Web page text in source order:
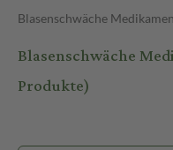
Blasenschwäche
Blasenschwäche
Produkte)